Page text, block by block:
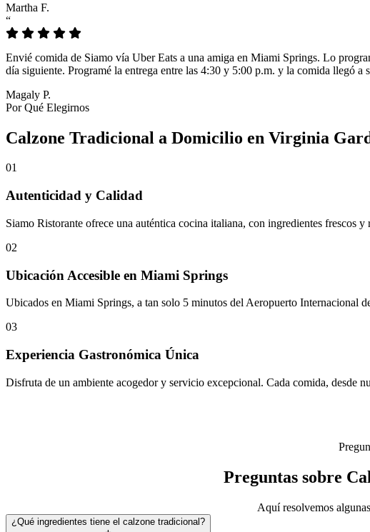
Martha F.
“
Envié comida de Siamo vía Uber Eats a una amiga en Miami Springs. Lo
día siguiente. Programé la entrega entre las 4:30 y 5:00 p.m. y la comida llegó
Magaly P.
Por Qué Elegirnos
Calzone Tradicional a Domicilio en Virginia
01
Autenticidad y Calidad
Siamo Ristorante ofrece una auténtica cocina italiana, con ingredientes frescos
02
Ubicación Accesible en Miami Springs
Ubicados en Miami Springs, a tan solo 5 minutos del Aeropuerto Internacional
03
Experiencia Gastronómica Única
Disfruta de un ambiente acogedor y servicio excepcional. Cada comida, desde
Preguntas sobre
Aquí resolvemos
¿Qué ingredientes tiene el calzone tradicional?